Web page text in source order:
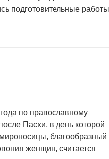
подготовительные работы
по православному
Пасхи, в день которой
благообразный
женщин, считается